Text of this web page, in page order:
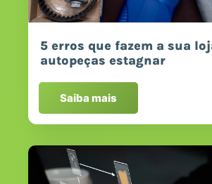
5 erros que fazem a sua
autopeças estagnar
Saiba mais